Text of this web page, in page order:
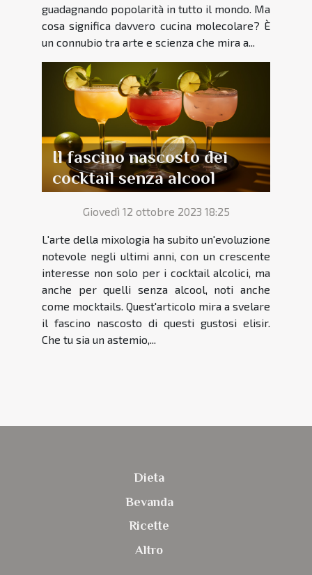
guadagnando popolarità in tutto il mondo. Ma
cosa significa davvero cucina molecolare? È
un connubio tra arte e scienza che mira a...
Il fascino nascosto dei
cocktail senza alcool
Giovedì 12 ottobre 2023 18:25
L'arte della mixologia ha subito un'evoluzione
notevole negli ultimi anni, con un crescente
interesse non solo per i cocktail alcolici, ma
anche per quelli senza alcool, noti anche
come mocktails. Quest'articolo mira a svelare
il fascino nascosto di questi gustosi elisir.
Che tu sia un astemio,...
Dieta
Bevanda
Ricette
Altro